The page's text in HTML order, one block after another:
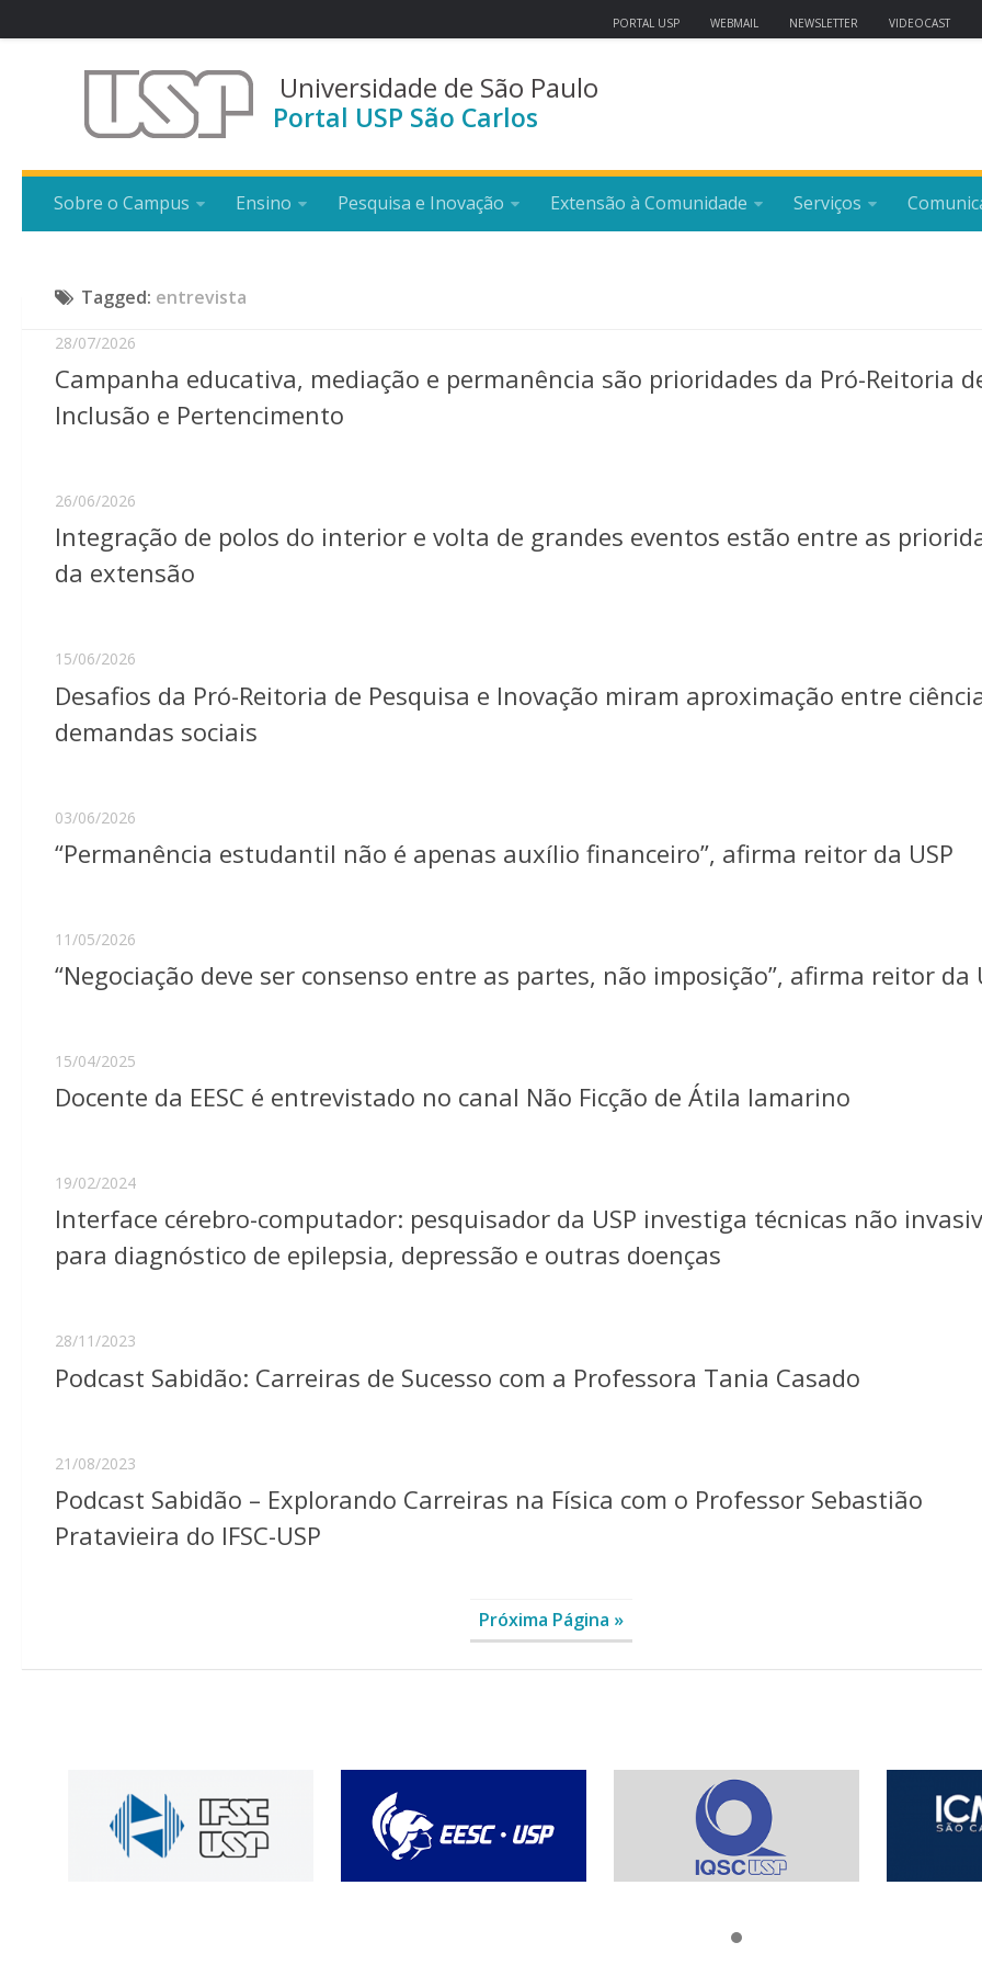
PORTAL USP WEBMAIL NEWSLETTER VIDEOCAST
Universidade de São Paulo
Portal USP São Carlos
Sobre o Campus Ensino Pesquisa e Inovação Extensão à Comunidade Serviços
Tagged: entrevista
28/07/2026
Campanha educativa, mediação e permanência são prioridades da Pró-Reitoria
Inclusão e Pertencimento
26/06/2026
Integração de polos do interior e volta de grandes eventos estão entre as
da extensão
15/06/2026
Desafios da Pró-Reitoria de Pesquisa e Inovação miram aproximação entre
demandas sociais
03/06/2026
“Permanência estudantil não é apenas auxílio financeiro”, afirma reitor da USP
11/05/2026
“Negociação deve ser consenso entre as partes, não imposição”, afirma reitor da
15/04/2025
Docente da EESC é entrevistado no canal Não Ficção de Átila Iamarino
19/02/2024
Interface cérebro-computador: pesquisador da USP investiga técnicas não
para diagnóstico de epilepsia, depressão e outras doenças
28/11/2023
Podcast Sabidão: Carreiras de Sucesso com a Professora Tania Casado
21/08/2023
Podcast Sabidão – Explorando Carreiras na Física com o Professor Sebastião
Pratavieira do IFSC-USP
Próxima Página »